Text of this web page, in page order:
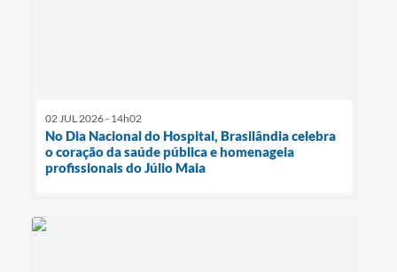
02 JUL 2026 - 14h02
No Dia Nacional do Hospital, Brasilândia celebra
o coração da saúde pública e homenageia
profissionais do Júlio Maia